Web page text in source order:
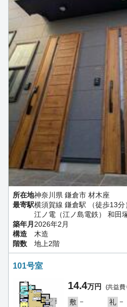
所在地神奈川県 鎌倉市 材木座
最寄駅横須賀線 鎌倉駅 （徒歩13分
江ノ電（江ノ島電鉄） 和田
築年月 2026年2月
構造
木造
階数
地上2階
101号室
14.4万円 (共益費
敷 － 礼 －